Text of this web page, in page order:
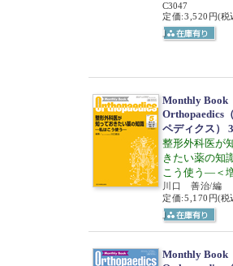
C3047
定価:3,520円(税
Monthly Book
Orthopaedics
ペディクス）
整形外科医が
きたい薬の知
こう使う―＜
川口 善治/編
定価:5,170円(税
Monthly Book